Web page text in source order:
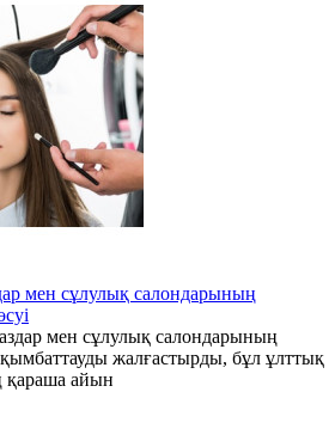
мен сұлулық салондарының
мен сұлулық салондарының
жалғастырды, бұл ұлттық
қараша айын